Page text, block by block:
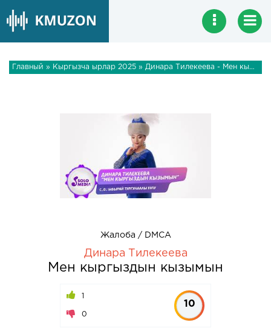
Главный » Кыргызча ырлар 2025 » Динара Тилекеева - Мен кыргыздын кызымын
Жалоба / DMCA
Динара Тилекеева
Мен кыргыздын кызымын
1
0
10